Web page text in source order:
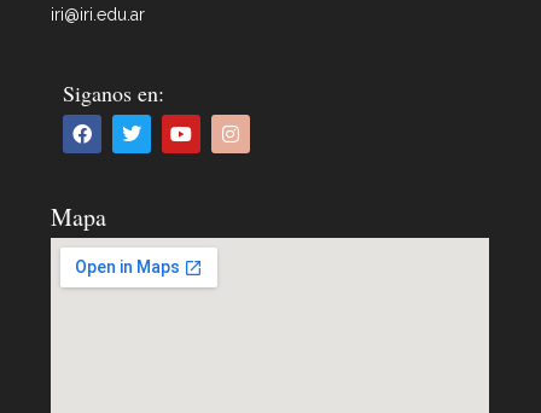
iri@iri.edu.ar
Siganos en:
Mapa